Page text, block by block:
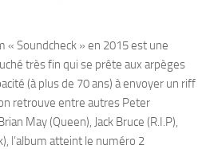
« Soundcheck » en 2015 est une
très fin qui se prête aux arpèges
(à plus de 70 ans) à envoyer un riff
retrouve entre autres Peter
May (Queen), Jack Bruce (R.I.P),
l’album atteint le numéro 2